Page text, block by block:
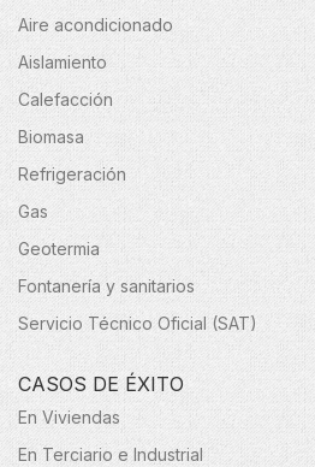
Aire acondicionado
Aislamiento
Calefacción
Biomasa
Refrigeración
Gas
Geotermia
Fontanería y sanitarios
Servicio Técnico Oficial (SAT)
CASOS DE ÉXITO
En Viviendas
En Terciario e Industrial